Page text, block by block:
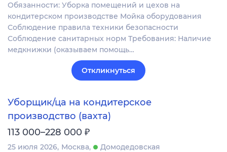
Обязанности: Уборка помещений и цехов на
кондитерском производстве Мойка оборудования
Соблюдение правила техники безопасности
Соблюдение санитарных норм Требования: Наличие
медкнижки (оказываем помощь…
Откликнуться
Уборщик/ца на кондитерское
производство (вахта)
113 000–228 000 ₽
25 июля 2026 Москва
Домодедовская